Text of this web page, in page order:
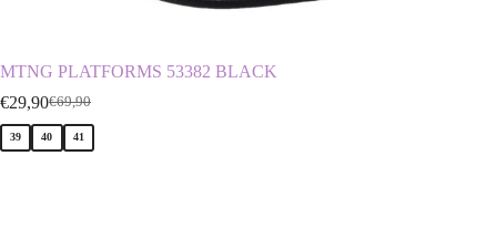
MTNG PLATFORMS 53382 BLACK
€69,90
€29,90
39 40 41